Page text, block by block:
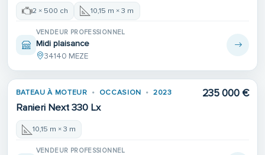
2 × 500 ch 10,15 m × 3 m
VENDEUR PROFESSIONNEL
Midi plaisance
34140 MEZE
BATEAU À MOTEUR OCCASION 2023
Ranieri Next 330 Lx
235 000 €
10,15 m × 3 m
VENDEUR PROFESSIONNEL